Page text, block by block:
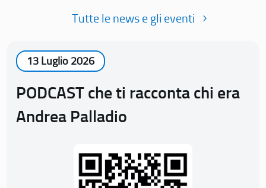
Tutte le news e gli eventi
13 Luglio 2026
PODCAST che ti racconta chi era
Andrea Palladio